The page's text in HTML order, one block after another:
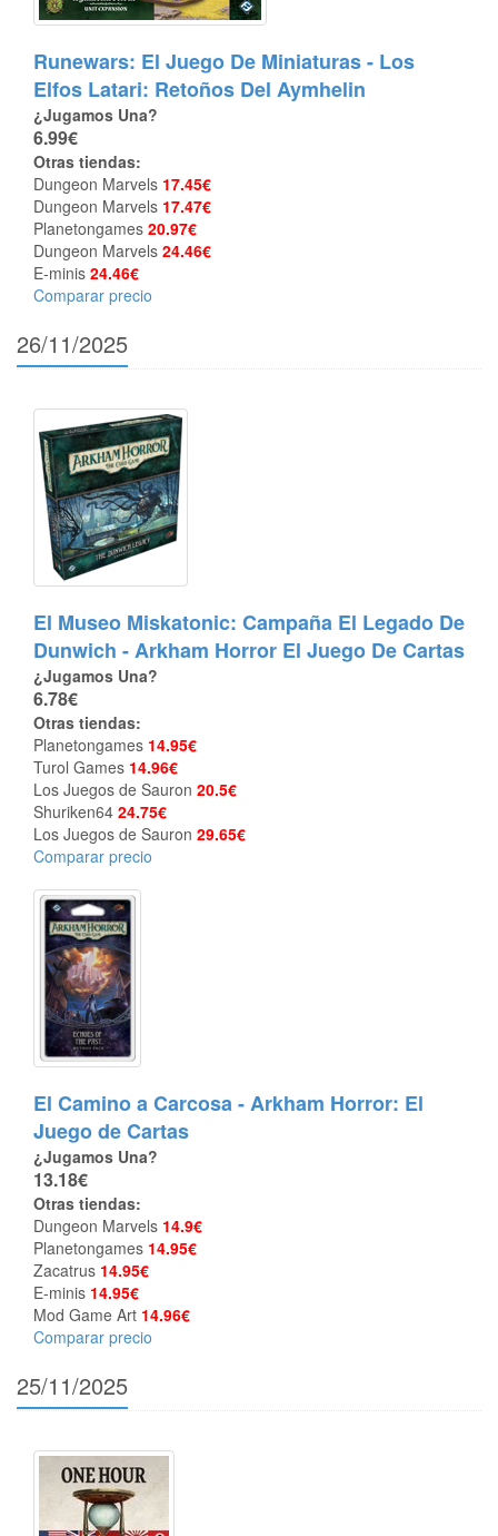
Runewars: El Juego De Miniaturas - Los
Elfos Latari: Retoños Del Aymhelin
¿Jugamos Una?
6.99€
Otras tiendas:
Dungeon Marvels 17.45€
Dungeon Marvels 17.47€
Planetongames 20.97€
Dungeon Marvels 24.46€
E-minis 24.46€
Comparar precio
26/11/2025
El Museo Miskatonic: Campaña El Legado De
Dunwich - Arkham Horror El Juego De Cartas
¿Jugamos Una?
6.78€
Otras tiendas:
Planetongames 14.95€
Turol Games 14.96€
Los Juegos de Sauron 20.5€
Shuriken64 24.75€
Los Juegos de Sauron 29.65€
Comparar precio
El Camino a Carcosa - Arkham Horror: El
Juego de Cartas
¿Jugamos Una?
13.18€
Otras tiendas:
Dungeon Marvels 14.9€
Planetongames 14.95€
Zacatrus 14.95€
E-minis 14.95€
Mod Game Art 14.96€
Comparar precio
25/11/2025